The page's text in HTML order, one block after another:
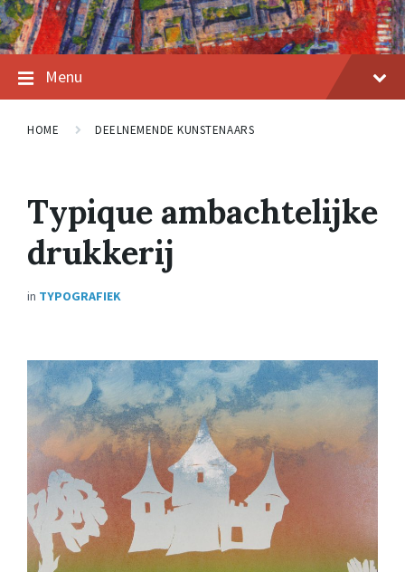
Menu
HOME DEELNEMENDE KUNSTENAARS
Typique ambachtelijke
drukkerij
in TYPOGRAFIEK